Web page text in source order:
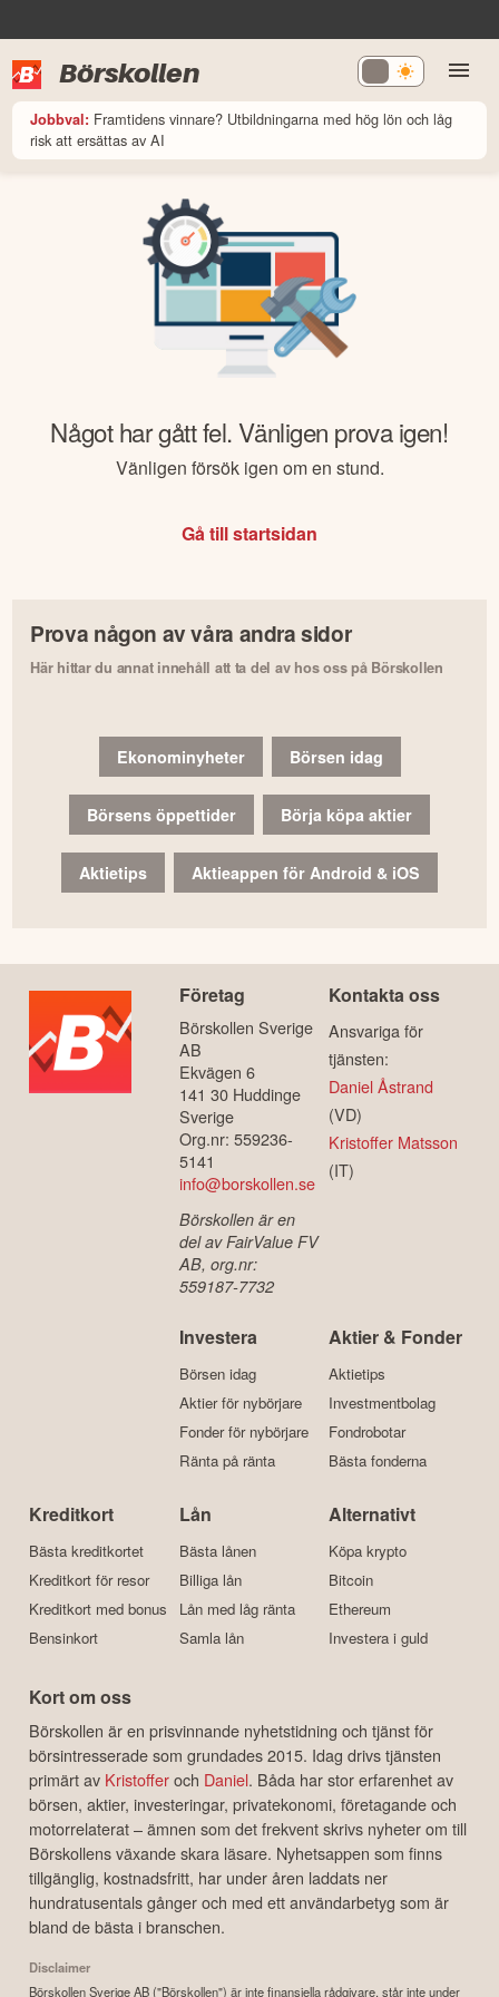
Börskollen
Jobbval: Framtidens vinnare? Utbildningarna med hög lön och låg
risk att ersättas av AI
Något har gått fel. Vänligen prova igen!
Vänligen försök igen om en stund.
Gå till startsidan
Prova någon av våra andra sidor
Här hittar du annat innehåll att ta del av hos oss på Börskollen
Ekonominyheter Börsen idag
Börsens öppettider Börja köpa aktier
Aktietips Aktieappen för Android & iOS
Företag
Börskollen Sverige
AB
Ekvägen 6
141 30 Huddinge
Sverige
Org.nr: 559236-
5141
info@borskollen.se
Börskollen är en
del av FairValue FV
AB, org.nr:
559187-7732
Kontakta oss
Ansvariga för
tjänsten:
Daniel Åstrand
(VD)
Kristoffer Matsson
(IT)
Investera
Börsen idag
Aktier för nybörjare
Fonder för nybörjare
Ränta på ränta
Aktier & Fonder
Aktietips
Investmentbolag
Fondrobotar
Bästa fonderna
Kreditkort
Bästa kreditkortet
Kreditkort för resor
Kreditkort med bonus
Bensinkort
Lån
Bästa lånen
Billiga lån
Lån med låg ränta
Samla lån
Alternativt
Köpa krypto
Bitcoin
Ethereum
Investera i guld
Kort om oss
Börskollen är en prisvinnande nyhetstidning och tjänst för
börsintresserade som grundades 2015. Idag drivs tjänsten
primärt av Kristofferoch Daniel. Båda har stor erfarenhet av
börsen, aktier, investeringar, privatekonomi, företagande och
motorrelaterat – ämnen som det frekvent skrivs nyheter om till
Börskollens växande skara läsare. Nyhetsappen som finns
tillgänglig, kostnadsfritt, har under åren laddats ner
hundratusentals gånger och med ett användarbetyg som är
bland de bästa i branschen.
Disclaimer
Börskollen Sverige AB ("Börskollen") är inte finansiella rådgivare, står inte under